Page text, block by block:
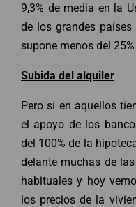
9,3% de media en la
de los grandes
supone menos del
Subida del alquiler
Pero si en aquellos
el apoyo de los
del 100% de la
delante muchas de
habituales y hoy
los precios de la